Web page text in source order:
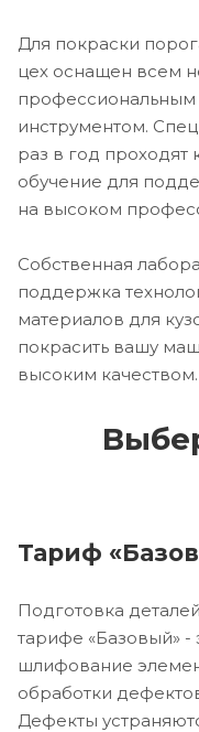
Для покраски
цех оснащен всем
инструментом.
раз в год
обучение для
на высоком
Собственная
поддержка
материалов для
покрасить вашу
высоким качеством.
Тариф
Подготовка
тарифе «Базовый» -
шлифование
обработки
Дефекты